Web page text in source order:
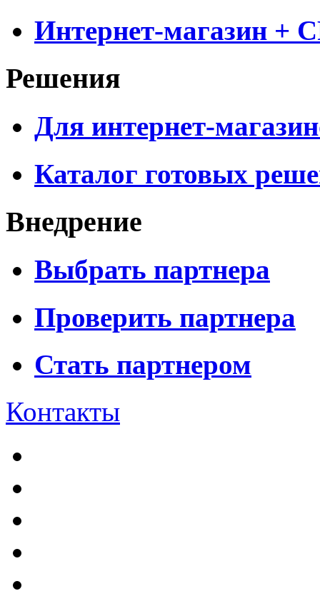
Интернет-магазин +
Решения
Для интернет-
Каталог готовых
Внедрение
Выбрать партнера
Проверить партнера
Стать партнером
Контакты